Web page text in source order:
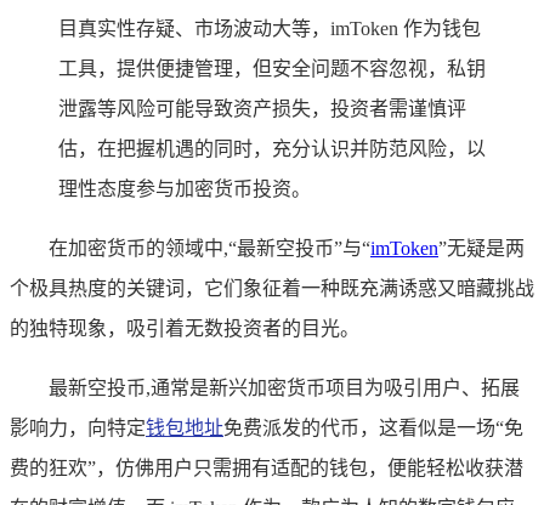
目真实性存疑、市场波动大等，imToken 作为钱包
工具，提供便捷管理，但安全问题不容忽视，私钥
泄露等风险可能导致资产损失，投资者需谨慎评
估，在把握机遇的同时，充分认识并防范风险，以
理性态度参与加密货币投资。
在加密货币的领域中,“最新空投币”与“imToken”无疑是两
个极具热度的关键词，它们象征着一种既充满诱惑又暗藏挑战
的独特现象，吸引着无数投资者的目光。
最新空投币,通常是新兴加密货币项目为吸引用户、拓展
影响力，向特定钱包地址免费派发的代币，这看似是一场“免
费的狂欢”，仿佛用户只需拥有适配的钱包，便能轻松收获潜